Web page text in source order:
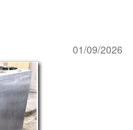
01/09/2026